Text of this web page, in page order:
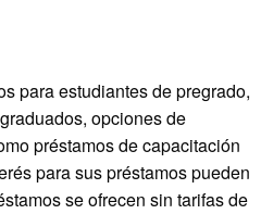
para estudiantes de pregrado,
opciones de
préstamos de capacitación
para sus préstamos pueden
se ofrecen sin tarifas de